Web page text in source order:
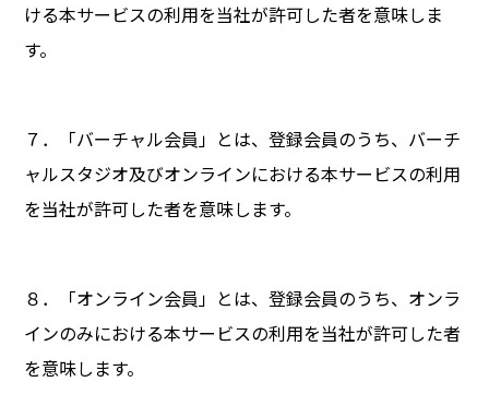
ける本サービスの利用を当社が許可した者を意味しま
す。
７．「バーチャル会員」とは、登録会員のうち、バーチ
ャルスタジオ及びオンラインにおける本サービスの利用
を当社が許可した者を意味します。
８．「オンライン会員」とは、登録会員のうち、オンラ
インのみにおける本サービスの利用を当社が許可した者
を意味します。